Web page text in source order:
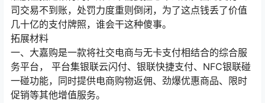
司交易不到账，处罚力度重则倒闭，为了这点钱丢了价值
几十亿的支付牌照，谁会干这种傻事。
拓展材料
一、大嘉购是一款将社交电商与无卡支付相结合的综合服
务平台， 平台集银联云闪付、银联快捷支付、NFC银联碰
一碰功能，同时提供电商购物返佣、劲爆优惠商品、限时
促销等其他增值服务。